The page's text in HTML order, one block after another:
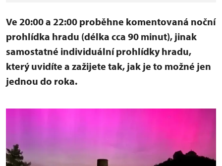
Ve 20:00 a 22:00 proběhne komentovaná noční
prohlídka hradu (délka cca 90 minut), jinak
samostatné individuální prohlídky hradu,
který uvidíte a zažijete tak, jak je to možné jen
jednou do roka.